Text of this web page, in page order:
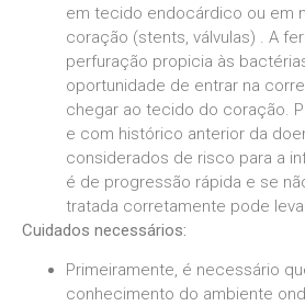
em tecido endocárdico ou em
coração (stents, válvulas) . A
perfuração propicia às
oportunidade de entrar na
chegar ao tecido do coração.
e com histórico anterior da
considerados de risco para a
é de progressão rápida e se
tratada corretamente pode
Cuidados necessários:
Primeiramente, é necessário
conhecimento do ambiente